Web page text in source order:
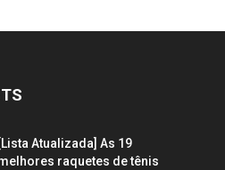
[Lista Atualizada] As 19
raquetes de tênis